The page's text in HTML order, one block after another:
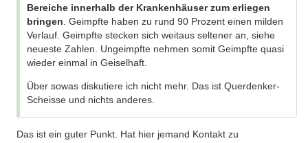
Bereiche innerhalb der Krankenhäuser zum erliegen
bringen . Geimpfte haben zu rund 90 Prozent einen milden
Verlauf. Geimpfte stecken sich weitaus seltener an, siehe
neueste Zahlen. Ungeimpfte nehmen somit Geimpfte quasi
wieder einmal in Geiselhaft.
Über sowas diskutiere ich nicht mehr. Das ist Querdenker-
Scheisse und nichts anderes.
Das ist ein guter Punkt. Hat hier jemand Kontakt zu